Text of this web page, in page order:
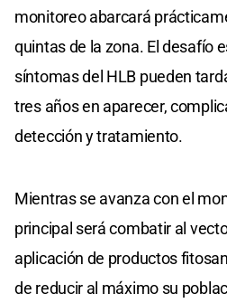
monitoreo abarcará
quintas de la zona. El desafío
síntomas del HLB pueden
tres años en aparecer,
detección y tratamiento.
Mientras se avanza con el
principal será combatir al
aplicación de productos
de reducir al máximo su